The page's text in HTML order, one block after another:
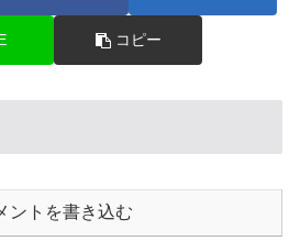
コピー
ントを書き込む